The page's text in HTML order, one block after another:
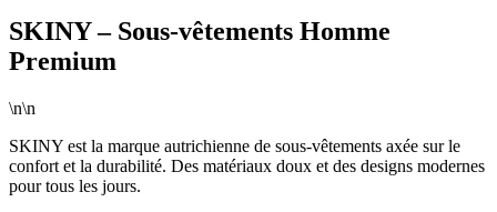
SKINY – Sous-vêtements Homme
Premium
\n\n
SKINY est la marque autrichienne de sous-vêtements axée sur le
confort et la durabilité. Des matériaux doux et des designs modernes
pour tous les jours.